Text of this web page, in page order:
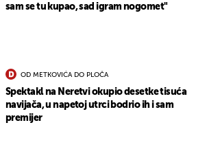
sam se tu kupao, sad igram nogomet"
OD METKOVIĆA DO PLOČA
Spektakl na Neretvi okupio desetke tisuća
navijača, u napetoj utrci bodrio ih i sam
premijer